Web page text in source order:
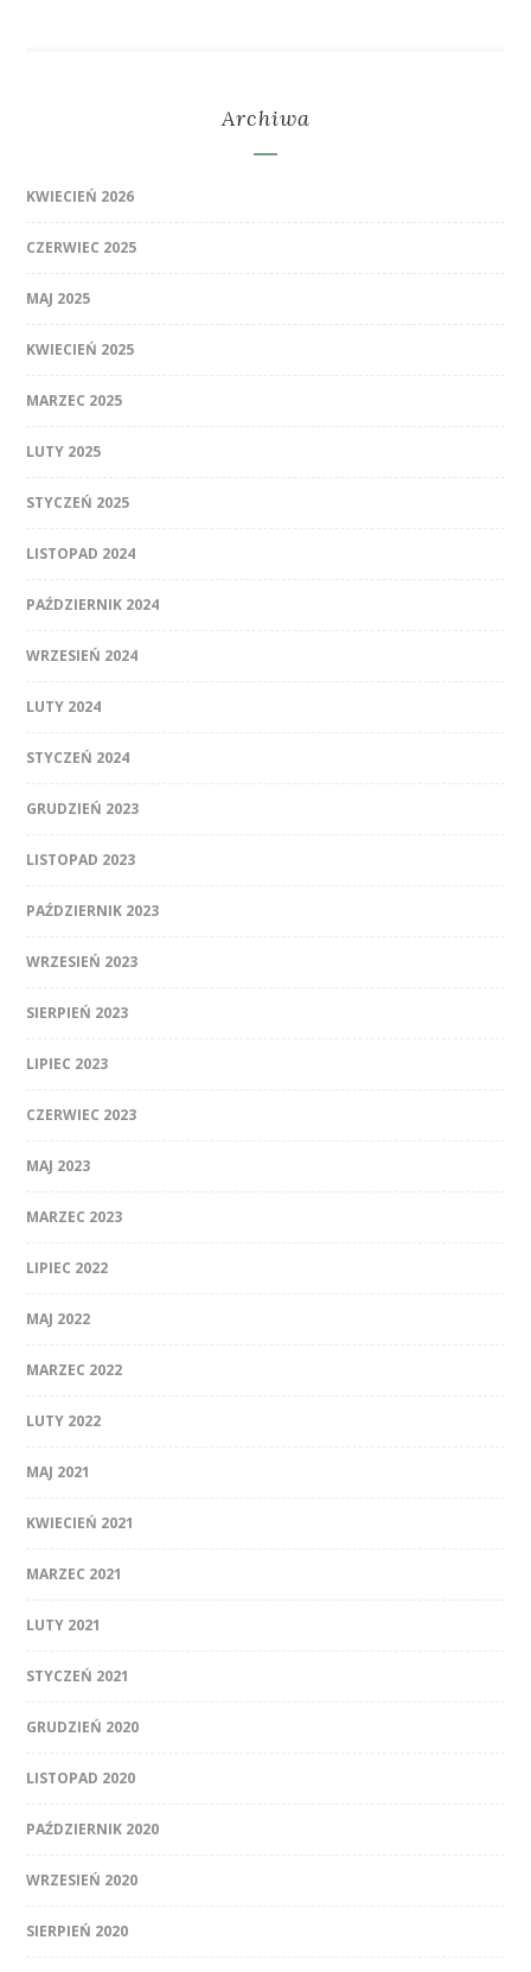
Archiwa
KWIECIEŃ 2026
CZERWIEC 2025
MAJ 2025
KWIECIEŃ 2025
MARZEC 2025
LUTY 2025
STYCZEŃ 2025
LISTOPAD 2024
PAŹDZIERNIK 2024
WRZESIEŃ 2024
LUTY 2024
STYCZEŃ 2024
GRUDZIEŃ 2023
LISTOPAD 2023
PAŹDZIERNIK 2023
WRZESIEŃ 2023
SIERPIEŃ 2023
LIPIEC 2023
CZERWIEC 2023
MAJ 2023
MARZEC 2023
LIPIEC 2022
MAJ 2022
MARZEC 2022
LUTY 2022
MAJ 2021
KWIECIEŃ 2021
MARZEC 2021
LUTY 2021
STYCZEŃ 2021
GRUDZIEŃ 2020
LISTOPAD 2020
PAŹDZIERNIK 2020
WRZESIEŃ 2020
SIERPIEŃ 2020